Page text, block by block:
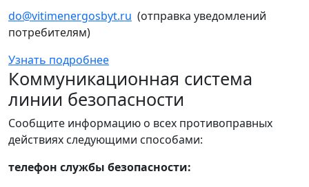
do@vitimenergosbyt.ru (отправка уведомлений
потребителям)
Узнать подробнее
Коммуникационная система
линии безопасности
Сообщите информацию о всех противоправных
действиях следующими способами:
телефон службы безопасности: